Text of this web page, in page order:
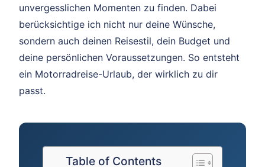
unvergesslichen Momenten zu finden. Dabei
berücksichtige ich nicht nur deine Wünsche,
sondern auch deinen Reisestil, dein Budget und
deine persönlichen Voraussetzungen. So entsteht
ein Motorradreise-Urlaub, der wirklich zu dir
passt.
Table of Contents